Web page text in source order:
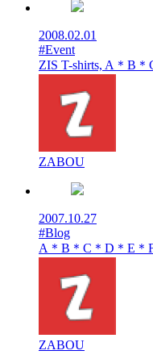
2008.02.01
#Event
ZIS T-shirts, A＊B
ZABOU
2007.10.27
#Blog
A＊B＊C＊D＊E＊
ZABOU